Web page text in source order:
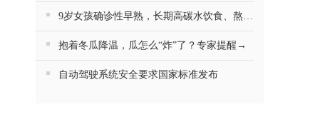
9岁女孩确诊性早熟，长期高碳水饮食、熬夜、使用香味文具；医生：剩余生长空间仅剩约10cm
抱着冬瓜降温，瓜怎么“炸”了？专家提醒→
自动驾驶系统安全要求国家标准发布